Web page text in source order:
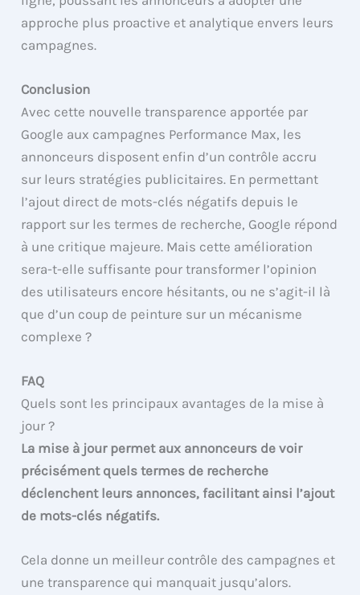
approche plus proactive et analytique envers leurs
campagnes.
Conclusion
Avec cette nouvelle transparence apportée par
Google aux campagnes Performance Max, les
annonceurs disposent enfin d’un contrôle accru
sur leurs stratégies publicitaires. En permettant
l’ajout direct de mots-clés négatifs depuis le
rapport sur les termes de recherche, Google répond
à une critique majeure. Mais cette amélioration
sera-t-elle suffisante pour transformer l’opinion
des utilisateurs encore hésitants, ou ne s’agit-il là
que d’un coup de peinture sur un mécanisme
complexe ?
FAQ
Quels sont les principaux avantages de la mise à
jour ?
La mise à jour permet aux annonceurs de voir
précisément quels termes de recherche
déclenchent leurs annonces, facilitant ainsi l’ajout
de mots-clés négatifs.
Cela donne un meilleur contrôle des campagnes et
une transparence qui manquait jusqu’alors.